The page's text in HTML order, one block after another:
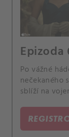
Epizoda
Po vážné
nečekaného
sblíží na